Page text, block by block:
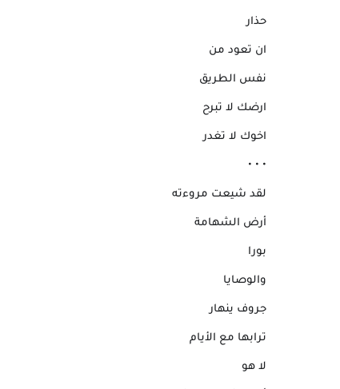
حذار
ان تعود من
نفس الطريق
ارضك لا تبرح
اخوك لا تغدر
• • •
لقد شيعت مروءته
أرض الشهامة
بورا
والوصايا
جروف ينهار
ترابها مع الأيام
لا هو